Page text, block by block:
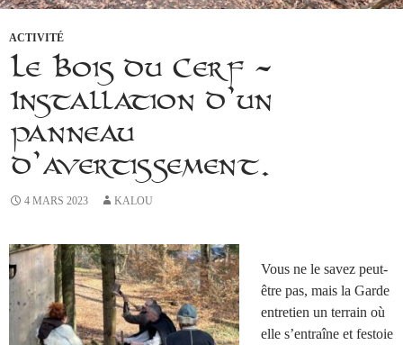
ACTIVITÉ
Le Bois du Cerf –
Installation d’un
panneau
d’avertissement.
4 MARS 2023 KALOU
Vous ne le savez peut-
être pas, mais la Garde
entretien un terrain où
elle s’entraîne et festoie